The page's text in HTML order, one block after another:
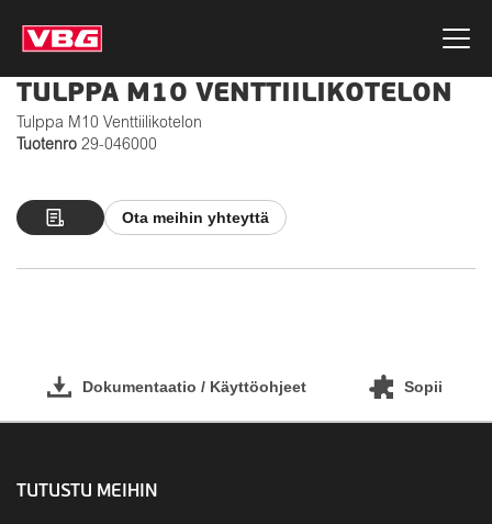
TULPPA M10 VENTTIILIKOTELON
Tulppa M10 Venttiilikotelon
Tuotenro 29-046000
Ota meihin yhteyttä
Dokumentaatio / Käyttöohjeet Sopii
TUTUSTU MEIHIN